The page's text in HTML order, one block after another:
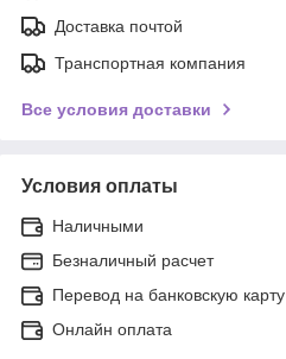
Доставка почтой
Транспортная компания
Все условия доставки
Условия оплаты
Наличными
Безналичный расчет
Перевод на банковскую карту
Онлайн оплата